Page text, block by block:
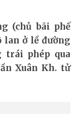
(chủ bãi phế
ở lề đường
trái phép qua
Xuân Kh. tử